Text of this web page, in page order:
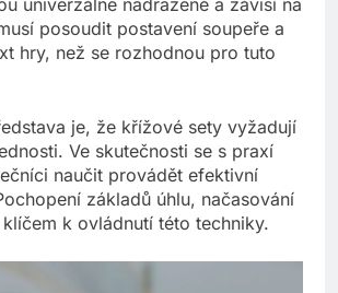
posoudit postavení soupeře a
hry, než se rozhodnou pro tuto
je, že křížové sety vyžadují
Ve skutečnosti se s praxí
naučit provádět efektivní
základů úhlu, načasování
k ovládnutí této techniky.